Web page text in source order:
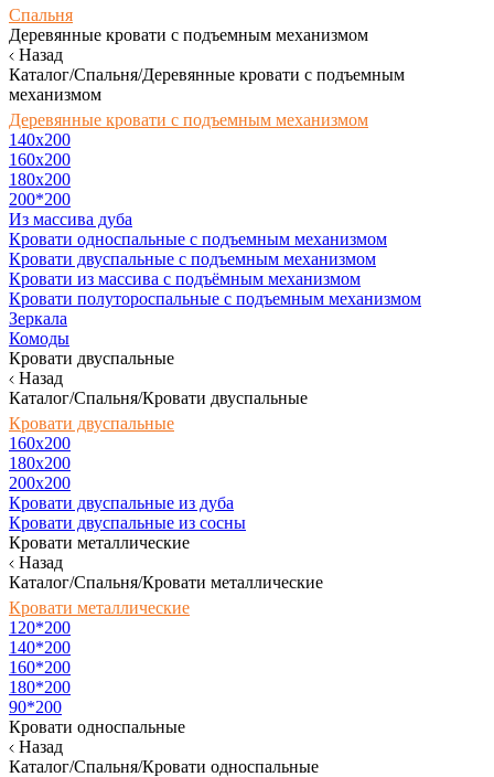
Спальня
Деревянные кровати с подъемным механизмом
Назад
Каталог/Спальня/Деревянные кровати с подъемным
механизмом
Деревянные кровати с подъемным механизмом
140x200
160х200
180х200
200*200
Из массива дуба
Кровати односпальные с подъемным механизмом
Кровати двуспальные с подъемным механизмом
Кровати из массива с подъёмным механизмом
Кровати полутороспальные с подъемным механизмом
Зеркала
Комоды
Кровати двуспальные
Назад
Каталог/Спальня/Кровати двуспальные
Кровати двуспальные
160х200
180x200
200x200
Кровати двуспальные из дуба
Кровати двуспальные из сосны
Кровати металлические
Назад
Каталог/Спальня/Кровати металлические
Кровати металлические
120*200
140*200
160*200
180*200
90*200
Кровати односпальные
Назад
Каталог/Спальня/Кровати односпальные